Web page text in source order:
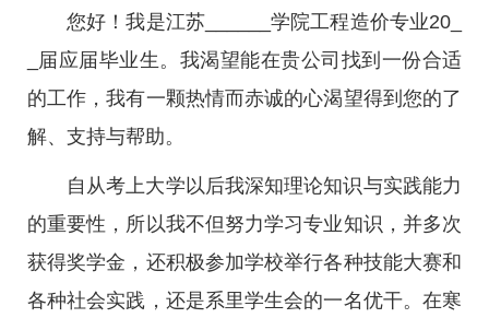
您好！我是江苏______学院工程造价专业20_
_届应届毕业生。我渴望能在贵公司找到一份合适
的工作，我有一颗热情而赤诚的心渴望得到您的了
解、支持与帮助。
自从考上大学以后我深知理论知识与实践能力
的重要性，所以我不但努力学习专业知识，并多次
获得奖学金，还积极参加学校举行各种技能大赛和
各种社会实践，还是系里学生会的一名优干。在寒